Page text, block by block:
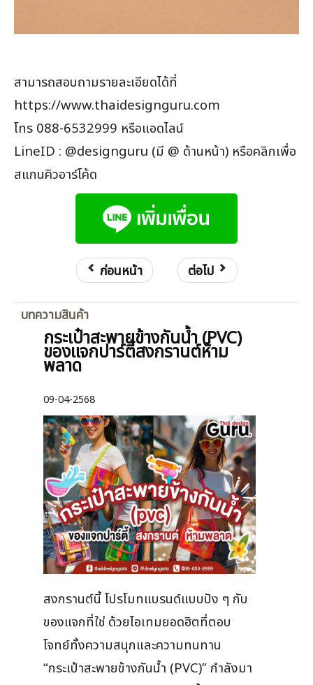
สามารถสอบถามรายละเอียดได้ที่
https://www.thaidesignguru.com
โทร 088-6532999 หรือแอดไลน์
LineID : @designguru (มี @ ด้านหน้า) หรือคลิกเพื่อ
สแกนคิวอาร์โค้ด
ก่อนหน้า ต่อไป
บทความสินค้า
กระเป๋าสะพายข้างกันน้ำ (PVC)
ของแจกปาร์ตี้สงกรานต์ห้าม
พลาด
09-04-2568
สงกรานต์นี้ โปรโมทแบรนด์แบบปัง ๆ กับ
ของแจกที่ใช่ ด้วยไอเทมยอดฮิตที่ตอบ
โจทย์ทั้งความสนุกและความทนทาน
“กระเป๋าสะพายข้างกันน้ำ (PVC)” กำลังมา